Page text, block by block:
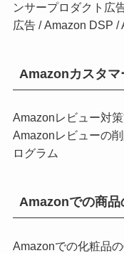
ンサープロダクト広
広告 /Amazon DSP /
Amazonカスタマ
Amazonレビュー対
Amazonレビューの
ログラム
Amazonでの商品
Amazonでの化粧品